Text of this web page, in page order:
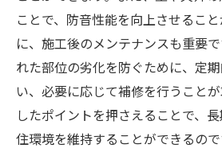
ことで、防音性能を向上させるこ
に、施工後のメンテナンスも重要
れた部位の劣化を防ぐために、定
い、必要に応じて補修を行うこと
したポイントを押さえることで、
住環境を維持することができるので